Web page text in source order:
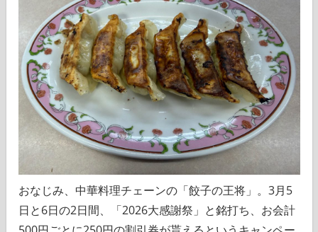
おなじみ、中華料理チェーンの「餃子の王将」。3月5
日と6日の2日間、「2026大感謝祭」と銘打ち、お会計